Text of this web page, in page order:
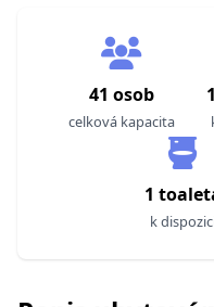
41 osob
celková kapacita
1
k